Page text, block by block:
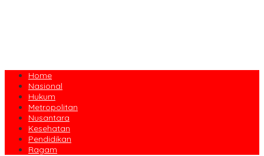
Home
Nasional
Hukum
Metropolitan
Nusantara
Kesehatan
Pendidikan
Ragam